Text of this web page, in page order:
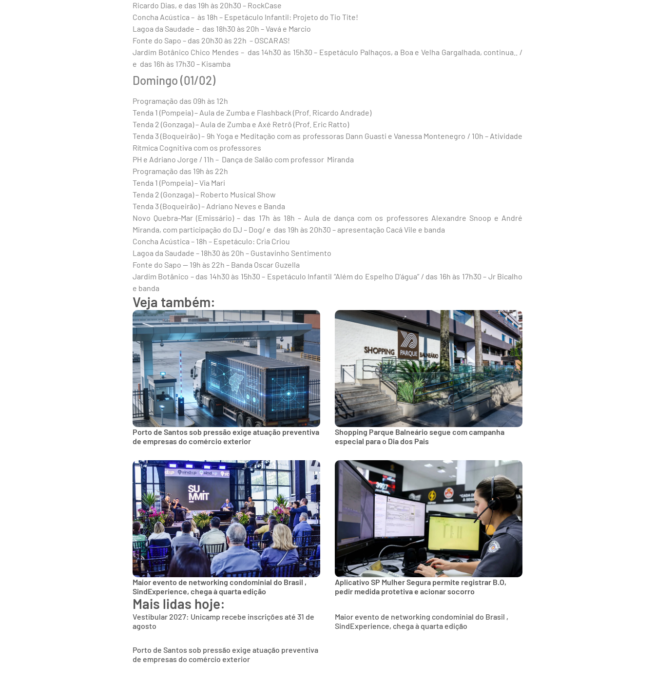
Ricardo Dias, e das 19h às 20h30 – RockCase
Concha Acústica – às 18h – Espetáculo Infantil: Projeto do Tio Tite!
Lagoa da Saudade – das 18h30 às 20h – Vavá e Marcio
Fonte do Sapo – das 20h30 às 22h – OSCARAS!
Jardim Botânico Chico Mendes – das 14h30 às 15h30 – Espetáculo Palhaços, a Boa e Velha Gargalhada, continua.. /
e das 16h às 17h30 – Kisamba
Domingo (01/02)
Programação das 09h às 12h
Tenda 1 (Pompeia) – Aula de Zumba e Flashback (Prof. Ricardo Andrade)
Tenda 2 (Gonzaga) – Aula de Zumba e Axé Retrô (Prof. Eric Ratto)
Tenda 3 (Boqueirão) – 9h Yoga e Meditação com as professoras Dann Guasti e Vanessa Montenegro / 10h – Atividade
Rítmica Cognitiva com os professores
PH e Adriano Jorge / 11h – Dança de Salão com professor Miranda
Programação das 19h às 22h
Tenda 1 (Pompeia) – Via Mari
Tenda 2 (Gonzaga) – Roberto Musical Show
Tenda 3 (Boqueirão) – Adriano Neves e Banda
Novo Quebra-Mar (Emissário) – das 17h às 18h – Aula de dança com os professores Alexandre Snoop e André
Miranda, com participação do DJ – Dog/ e das 19h às 20h30 – apresentação Cacá Vile e banda
Concha Acústica – 18h – Espetáculo: Cria Criou
Lagoa da Saudade – 18h30 às 20h – Gustavinho Sentimento
Fonte do Sapo — 19h às 22h – Banda Oscar Guzella
Jardim Botânico – das 14h30 às 15h30 – Espetáculo Infantil “Além do Espelho D’água” / das 16h às 17h30 – Jr Bicalho
e banda
Veja também:
Porto de Santos sob pressão exige atuação preventiva
de empresas do comércio exterior
Shopping Parque Balneário segue com campanha
especial para o Dia dos Pais
Maior evento de networking condominial do Brasil ,
SindExperience, chega à quarta edição
Aplicativo SP Mulher Segura permite registrar B.O,
pedir medida protetiva e acionar socorro
Mais lidas hoje:
Vestibular 2027: Unicamp recebe inscrições até 31 de
agosto
Maior evento de networking condominial do Brasil ,
SindExperience, chega à quarta edição
Porto de Santos sob pressão exige atuação preventiva
de empresas do comércio exterior